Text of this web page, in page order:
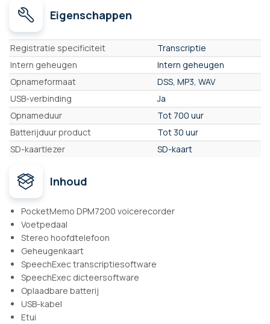
Eigenschappen
Eigenschappen
Registratie specificiteit
Transcriptie
Intern geheugen
Intern geheugen
Opnameformaat
DSS, MP3, WAV
USB-verbinding
Ja
Opnameduur
Tot 700 uur
Batterijduur product
Tot 30 uur
SD-kaartlezer
SD-kaart
Inhoud
PocketMemo DPM7200 voicerecorder
Voetpedaal
Stereo hoofdtelefoon
Geheugenkaart
SpeechExec transcriptiesoftware
SpeechExec dicteersoftware
Oplaadbare batterij
USB-kabel
Etui